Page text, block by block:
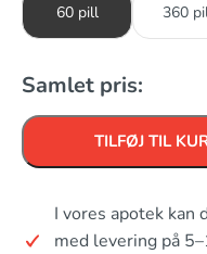
60 pill 360
Samlet pris:
TILFØJ TIL
I vores apotek kan
med levering på